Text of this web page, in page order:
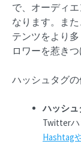
で、オーディ
なります。ま
テンツをより
ロワーを惹き
ハッシュタグの
ハッシュ
Twitterハ
Hashtag